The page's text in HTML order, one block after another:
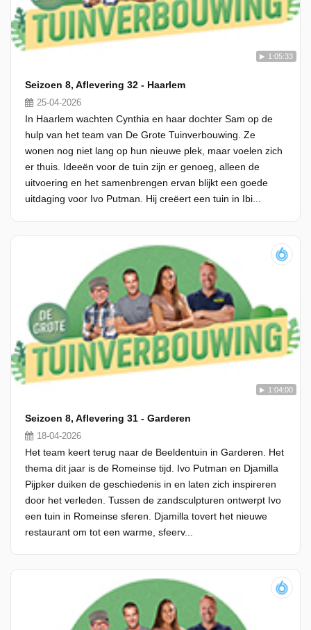
1:05:33
Seizoen 8, Aflevering 32 - Haarlem
25-04-2026
In Haarlem wachten Cynthia en haar dochter Sam op de
hulp van het team van De Grote Tuinverbouwing. Ze
wonen nog niet lang op hun nieuwe plek, maar voelen zich
er thuis. Ideeën voor de tuin zijn er genoeg, alleen de
uitvoering en het samenbrengen ervan blijkt een goede
uitdaging voor Ivo Putman. Hij creëert een tuin in Ibi...
1:04:00
Seizoen 8, Aflevering 31 - Garderen
18-04-2026
Het team keert terug naar de Beeldentuin in Garderen. Het
thema dit jaar is de Romeinse tijd. Ivo Putman en Djamilla
Pijpker duiken de geschiedenis in en laten zich inspireren
door het verleden. Tussen de zandsculpturen ontwerpt Ivo
een tuin in Romeinse sferen. Djamilla tovert het nieuwe
restaurant om tot een warme, sfeerv...